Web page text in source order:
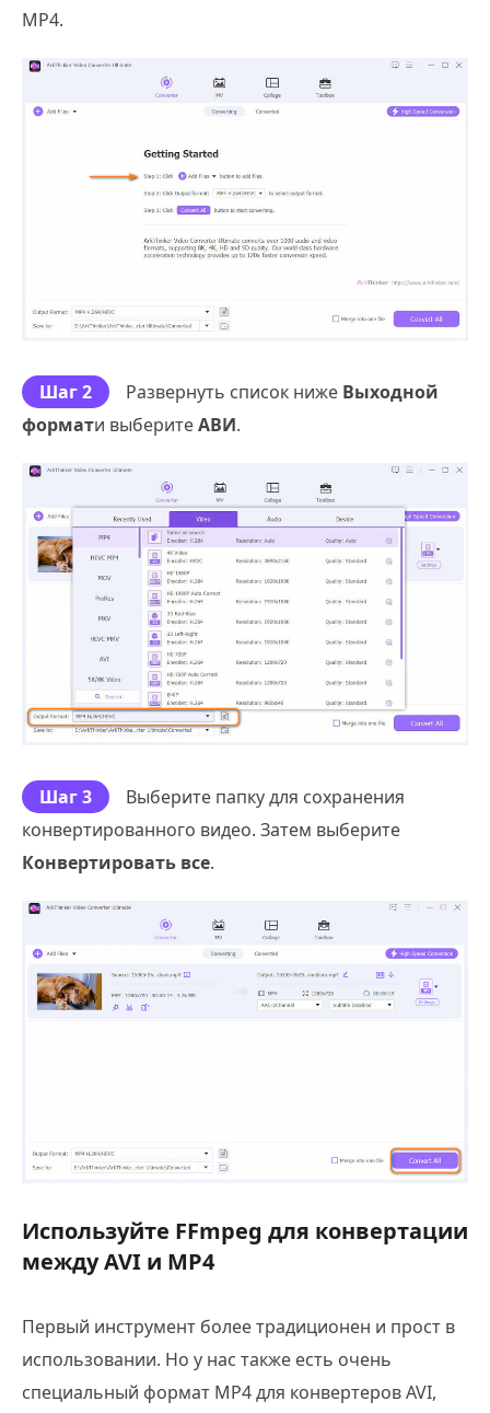
MP4.
Шаг 2 Развернуть список ниже Выходной
формати выберитеАВИ.
Шаг 3
Выберите папку для сохранения
конвертированного видео. Затем выберите
Конвертировать все.
Используйте FFmpeg для конвертации
между AVI и MP4
Первый инструмент более традиционен и прост в
использовании. Но у нас также есть очень
специальный формат MP4 для конвертеров AVI,